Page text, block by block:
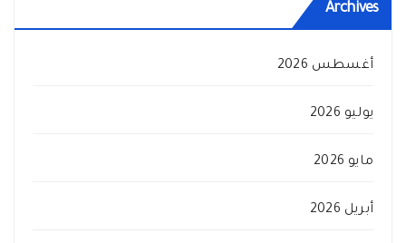
Archives
أغسطس 2026
يوليو 2026
مايو 2026
أبريل 2026